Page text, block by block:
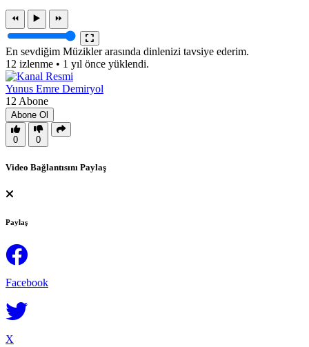
⏪ ▶️ ⏩
En sevdiğim Müzikler arasında dinlenizi tavsiye ederim.
12 izlenme • 1 yıl önce yüklendi.
Yunus Emre Demiryol
12 Abone
Abone Ol
0 0
Video Bağlantısını Paylaş
Paylaş
Facebook
X